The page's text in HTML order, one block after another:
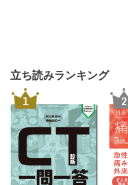
立ち読みランキング
1 2